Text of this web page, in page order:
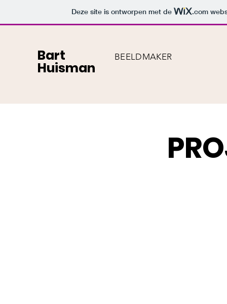
Deze site is ontworpen met de .com
Bart
Huisman
BEELDMAKER